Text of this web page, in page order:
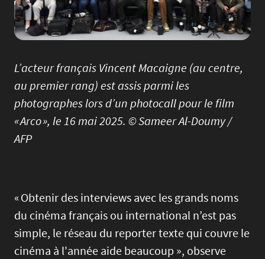
L’acteur français Vincent Macaigne (au centre,
au premier rang) est assis parmi les
photographes lors d’un photocall pour le film
« Arco », le 16 mai 2025. © Sameer Al-Doumy /
AFP
« Obtenir des interviews avec les grands noms
du cinéma français ou international n’est pas
simple, le réseau du reporter texte qui couvre le
cinéma à l'année aide beaucoup », observe